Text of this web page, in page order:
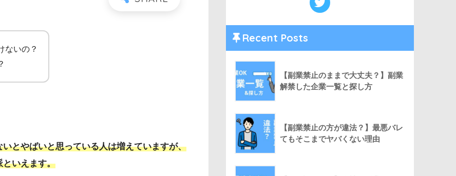
ないの？
とやばいと思っている人は増えていますが、
といえます。
Recent Posts
【副業禁止のままで大丈夫？】副業
解禁した企業一覧と探し方
【副業禁止の方が違法？】最悪バレ
てもそこまでヤバくない理由